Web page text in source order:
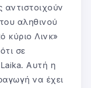
αντιστοιχούν
αληθινού
κύριο Λινκ»
σε
Αυτή η
να έχει